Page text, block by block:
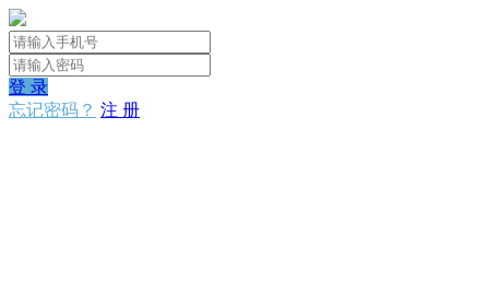
登 录
忘记密码？ 注 册